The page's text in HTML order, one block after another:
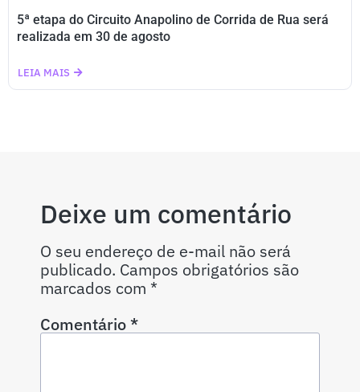
5ª etapa do Circuito Anapolino de Corrida de Rua será
realizada em 30 de agosto
LEIA MAIS
Deixe um comentário
O seu endereço de e-mail não será
publicado. Campos obrigatórios são
marcados com *
Comentário*